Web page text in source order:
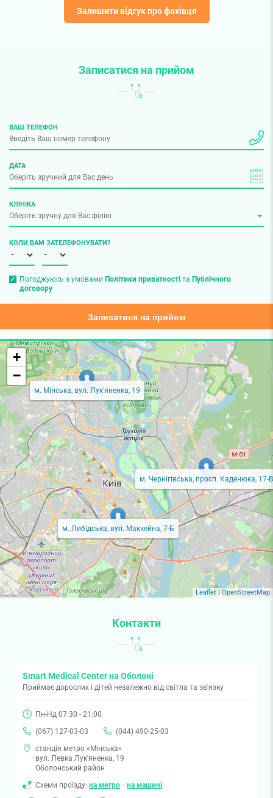
Залишити відгук про фахівця
Записатися на прийом
ВАШ ТЕЛЕФОН
ДАТА
КЛІНІКА
КОЛИ ВАМ ЗАТЕЛЕФОНУВАТИ?
Погоджуюсь з умовами Політики приватностіта Публічного
договору
Записатися на прийом
м. Мінська, вул. Лук'яненка, 19
м. Либідська, вул. Маккейна, 7-Б
м. Чернігівська, просп. Каденюка, 17-В
+
−
Leaflet| OpenStreetMap
Контакти
Smart Medical Center на Оболоні
Приймає дорослих і дітей незалежно від світла та зв'язку
Пн-Нд 07:30 - 21:00
(067) 127-03-03
(044) 490-25-03
станція метро «Мінська»
вул. Левка Лук'яненка, 19
Оболонський район
Схеми проїзду: на метро / на машині